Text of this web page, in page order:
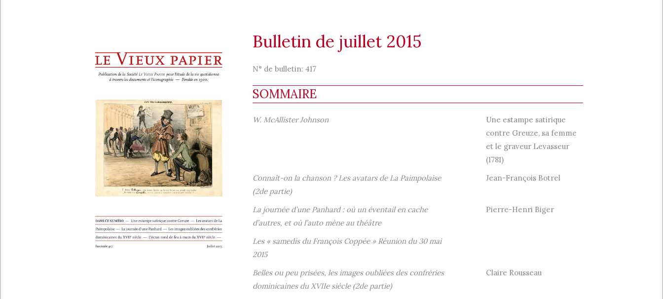
Bulletin de juillet 2015
N° de bulletin: 417
SOMMAIRE
W. McAllister Johnson
Une estampe satirique
contre Greuze, sa femme
et le graveur Levasseur
(1781)
Connaît-on la chanson ? Les avatars de La Paimpolaise
(2de partie)
Jean-François Botrel
La journée d’une Panhard : où un éventail en cache
d’autres, et où l’auto mène au théâtre
Pierre-Henri Biger
Les « samedis du François Coppée » Réunion du 30 mai
2015
Belles ou peu prisées, les images oubliées des confréries
dominicaines du XVIIe siècle (2de partie)
Claire Rousseau